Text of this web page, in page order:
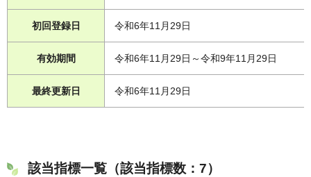
初回登録日 令和6年11月29日
有効期間 令和6年11月29日～令和9年11月29日
最終更新日 令和6年11月29日
該当指標一覧（該当指標数：7）